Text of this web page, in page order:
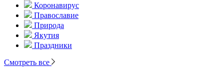
Коронавирус
Православие
Природа
Якутия
Праздники
Смотреть все